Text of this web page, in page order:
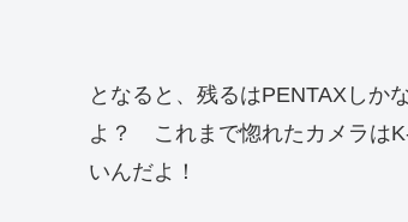
となると、残るはPENTAXしか
よ？ これまで惚れたカメラは
いんだよ！